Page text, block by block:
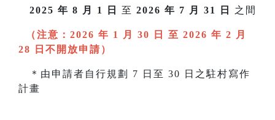
2025 年 8 月 1 日 至 2026 年 7 月 31 日 之間
（注意：2026 年 1 月 30 日 至 2026 年 2 月
28 日不開放申請）
＊由申請者自行規劃 7 日至 30 日之駐村寫作
計畫